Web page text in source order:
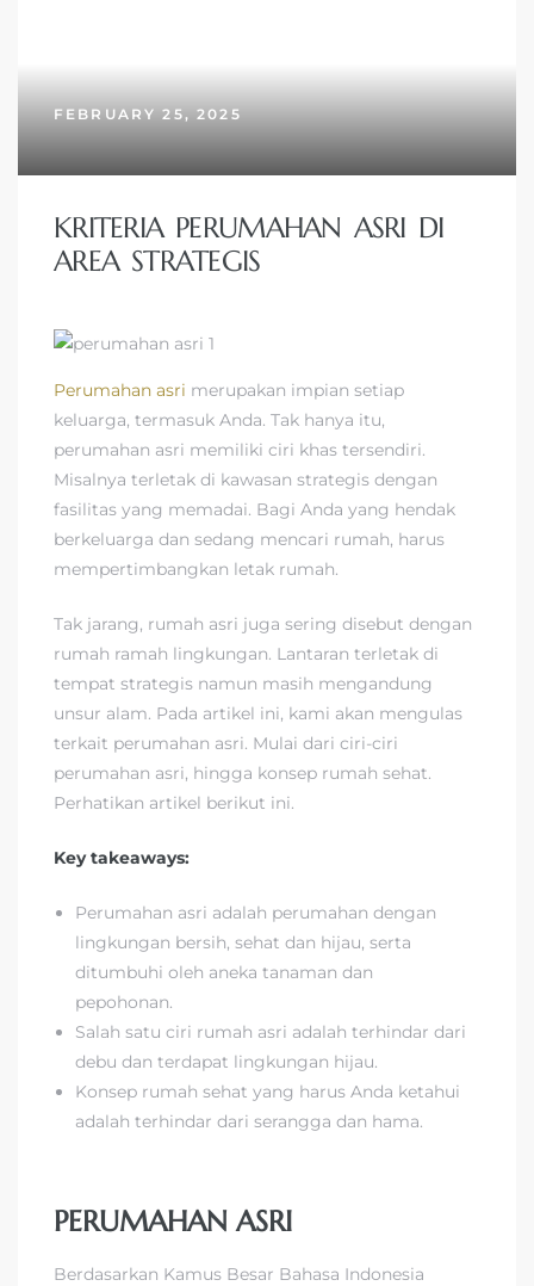
FEBRUARY 25, 2025
KRITERIA PERUMAHAN ASRI DI
AREA STRATEGIS
Perumahan asri merupakan impian setiap
keluarga, termasuk Anda. Tak hanya itu,
perumahan asri memiliki ciri khas tersendiri.
Misalnya terletak di kawasan strategis dengan
fasilitas yang memadai. Bagi Anda yang hendak
berkeluarga dan sedang mencari rumah, harus
mempertimbangkan letak rumah.
Tak jarang, rumah asri juga sering disebut dengan
rumah ramah lingkungan. Lantaran terletak di
tempat strategis namun masih mengandung
unsur alam. Pada artikel ini, kami akan mengulas
terkait perumahan asri. Mulai dari ciri-ciri
perumahan asri, hingga konsep rumah sehat.
Perhatikan artikel berikut ini.
Key takeaways:
Perumahan asri adalah perumahan dengan
lingkungan bersih, sehat dan hijau, serta
ditumbuhi oleh aneka tanaman dan
pepohonan.
Salah satu ciri rumah asri adalah terhindar dari
debu dan terdapat lingkungan hijau.
Konsep rumah sehat yang harus Anda ketahui
adalah terhindar dari serangga dan hama.
PERUMAHAN ASRI
Berdasarkan Kamus Besar Bahasa Indonesia